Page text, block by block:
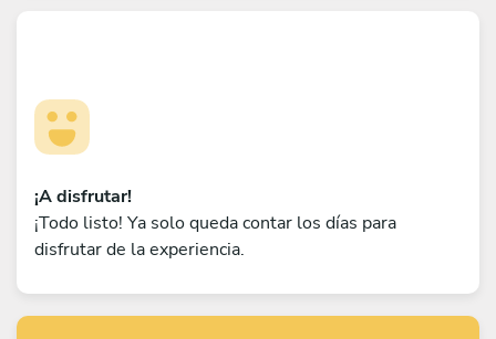
¡A disfrutar!
¡Todo listo! Ya solo queda contar los días para
disfrutar de la experiencia.